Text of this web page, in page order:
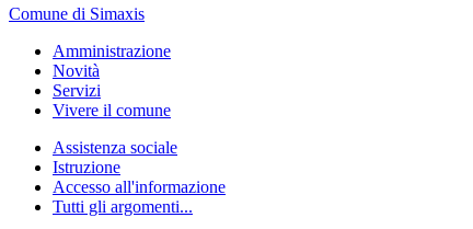
Comune di Simaxis
Amministrazione
Novità
Servizi
Vivere il comune
Assistenza sociale
Istruzione
Accesso all'informazione
Tutti gli argomenti...